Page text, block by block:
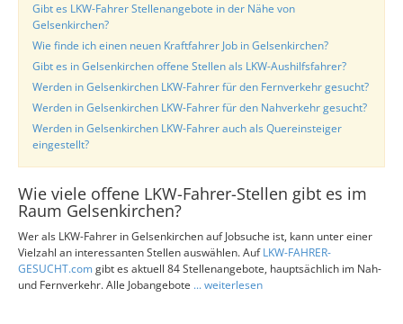
Gibt es LKW-Fahrer Stellenangebote in der Nähe von
Gelsenkirchen?
Wie finde ich einen neuen Kraftfahrer Job in Gelsenkirchen?
Gibt es in Gelsenkirchen offene Stellen als LKW-Aushilfsfahrer?
Werden in Gelsenkirchen LKW-Fahrer für den Fernverkehr gesucht?
Werden in Gelsenkirchen LKW-Fahrer für den Nahverkehr gesucht?
Werden in Gelsenkirchen LKW-Fahrer auch als Quereinsteiger
eingestellt?
Wie viele offene LKW-Fahrer-Stellen gibt es im
Raum Gelsenkirchen?
Wer als LKW-Fahrer in Gelsenkirchen auf Jobsuche ist, kann unter einer
Vielzahl an interessanten Stellen auswählen. AufLKW-FAHRER-
GESUCHT.comgibt es aktuell 84 Stellenangebote, hauptsächlich im Nah-
und Fernverkehr. Alle Jobangebote ... weiterlesen